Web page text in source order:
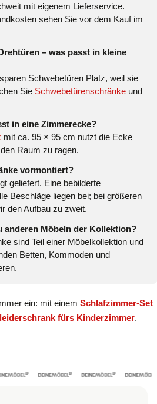
mit eigenem Lieferservice.
sehen Sie vor dem Kauf im
– was passt in kleine
Schwebetüren Platz, weil sie
Sie Schwebetürenschränke und
in eine Zimmerecke?
mit ca. 95 × 95 cm nutzt die Ecke
Raum zu ragen.
vormontiert?
geliefert. Eine bebilderte
Beschläge liegen bei; bei größeren
den Aufbau zu zweit.
anderen Möbeln der Kollektion?
sind Teil einer Möbelkollektion und
Betten, Kommoden und
ein: mit einem Schlafzimmer-Set
fürs Kinderzimmer.